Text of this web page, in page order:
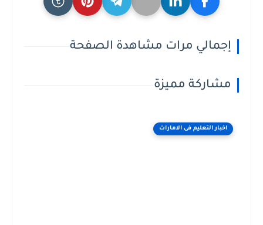
إجمالي مرات مشاهدة الصفحة
مشاركة مميزة
اخبار التعليم فى الامارات